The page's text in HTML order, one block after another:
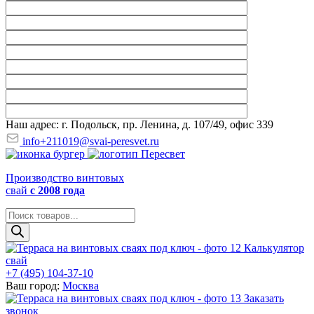
Наш адрес: г. Подольск, пр. Ленина, д. 107/49, офис 339
info+211019@svai-peresvet.ru
Производство винтовых
свай с 2008 года
Поиск
товаров
Калькулятор
свай
+7 (495) 104-37-10
Ваш город: Москва
Заказать
звонок